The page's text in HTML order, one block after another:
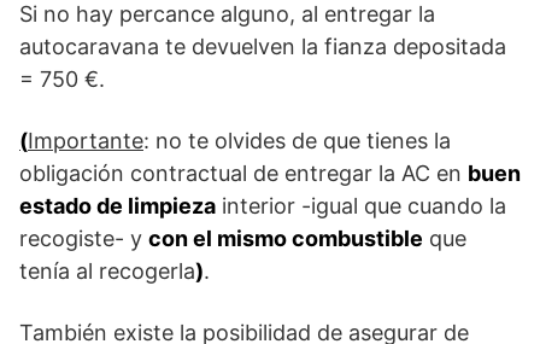
Si no hay percance alguno, al entregar la
autocaravana te devuelven la fianza depositada
= 750 €.
(Importante: no te olvides de que tienes la
obligación contractual de entregar la AC en buen
estado de limpieza interior -igual que cuando la
recogiste- y con el mismo combustible que
tenía al recogerla).
También existe la posibilidad de asegurar de